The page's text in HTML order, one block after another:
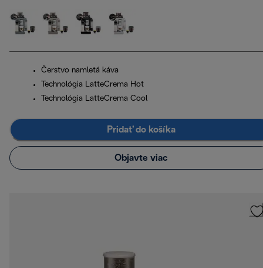
Čerstvo namletá káva
Technológia LatteCrema Hot
Technológia LatteCrema Cool
Pridať do košíka
Objavte viac